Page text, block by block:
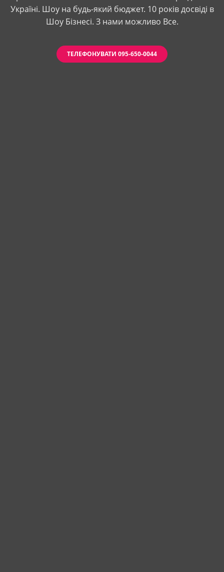
Україні. Шоу на будь-який бюджет. 10 років досвіді в
Шоу Бізнесі. З нами можливо Все.
ТЕЛЕФОНУВАТИ 095-650-0044